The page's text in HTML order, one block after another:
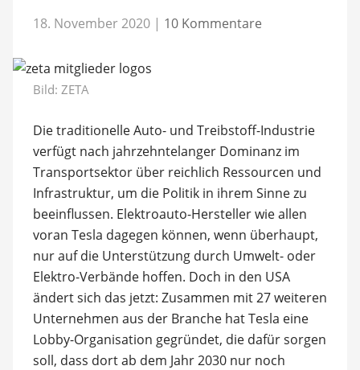
18. November 2020 | 10 Kommentare
Bild: ZETA
Die traditionelle Auto- und Treibstoff-Industrie
verfügt nach jahrzehntelanger Dominanz im
Transportsektor über reichlich Ressourcen und
Infrastruktur, um die Politik in ihrem Sinne zu
beeinflussen. Elektroauto-Hersteller wie allen
voran Tesla dagegen können, wenn überhaupt,
nur auf die Unterstützung durch Umwelt- oder
Elektro-Verbände hoffen. Doch in den USA
ändert sich das jetzt: Zusammen mit 27 weiteren
Unternehmen aus der Branche hat Tesla eine
Lobby-Organisation gegründet, die dafür sorgen
soll, dass dort ab dem Jahr 2030 nur noch